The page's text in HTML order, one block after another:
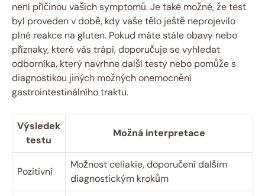
není příčinou vašich symptomů. Je‍ také možné, že⁤ test
byl ​proveden v⁤ době, kdy vaše tělo ještě⁤ neprojevilo
plné reakce ⁣na ⁣gluten. Pokud máte stále obavy nebo
příznaky, které vás⁣ trápí, doporučuje se vyhledat
odborníka, který navrhne další⁢ testy nebo pomůže s
diagnostikou jiných‌ možných onemocnění
gastrointestinálního‍ traktu.
Výsledek
testu
Možná interpretace
Pozitivní
Možnost celiakie, doporučení dalším
diagnostickým ‌krokům